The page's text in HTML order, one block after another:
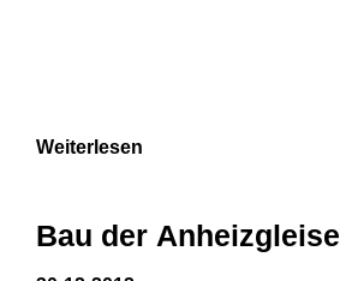
Weiterlesen
Bau der Anheizgleise